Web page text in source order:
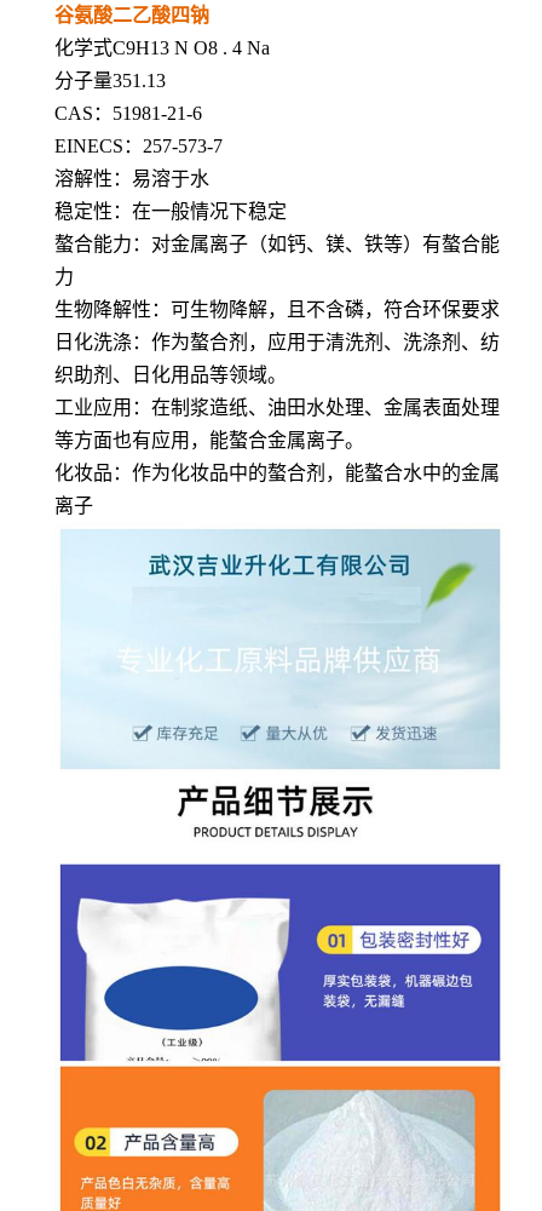
谷氨酸二乙酸四钠
化学式C9H13 N O8 . 4 Na
分子量351.13
CAS：51981-21-6
EINECS：257-573-7
溶解性：易溶于水
稳定性：在一般情况下稳定
螯合能力：对金属离子（如钙、镁、铁等）有螯合能
力
生物降解性：可生物降解，且不含磷，符合环保要求
日化洗涤：作为螯合剂，应用于清洗剂、洗涤剂、纺
织助剂、日化用品等领域。
工业应用：在制浆造纸、油田水处理、金属表面处理
等方面也有应用，能螯合金属离子。
化妆品：作为化妆品中的螯合剂，能螯合水中的金属
离子